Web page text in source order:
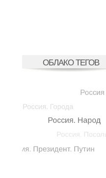
ОБЛАКО ТЕГОВ